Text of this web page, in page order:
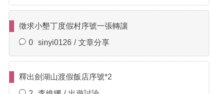
徵求小墾丁度假村序號一張轉讓
0
sinyi0126 文章分享
釋出劍湖山渡假飯店序號*2